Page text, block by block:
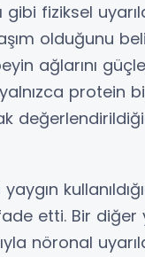
gibi fiziksel
olduğunu
ağlarını
protein
ifade etti. Bir
nöronal